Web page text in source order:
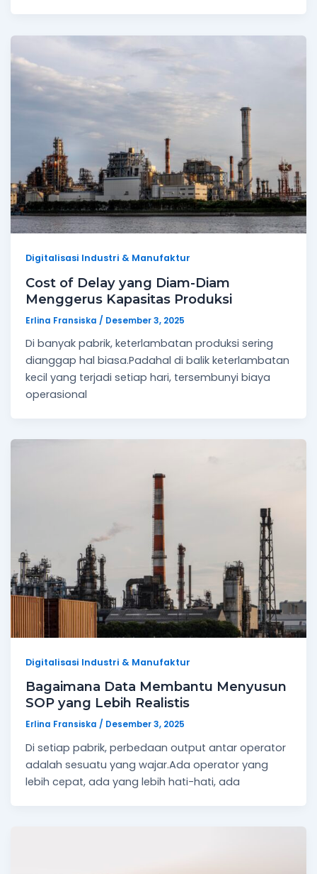
Digitalisasi Industri & Manufaktur
Cost of Delay yang Diam-Diam
Menggerus Kapasitas Produksi
Erlina Fransiska / Desember 3, 2025
Di banyak pabrik, keterlambatan produksi sering
dianggap hal biasa.Padahal di balik keterlambatan
kecil yang terjadi setiap hari, tersembunyi biaya
operasional
Digitalisasi Industri & Manufaktur
Bagaimana Data Membantu Menyusun
SOP yang Lebih Realistis
Erlina Fransiska/ Desember 3, 2025
Di setiap pabrik, perbedaan output antar operator
adalah sesuatu yang wajar.Ada operator yang
lebih cepat, ada yang lebih hati-hati, ada